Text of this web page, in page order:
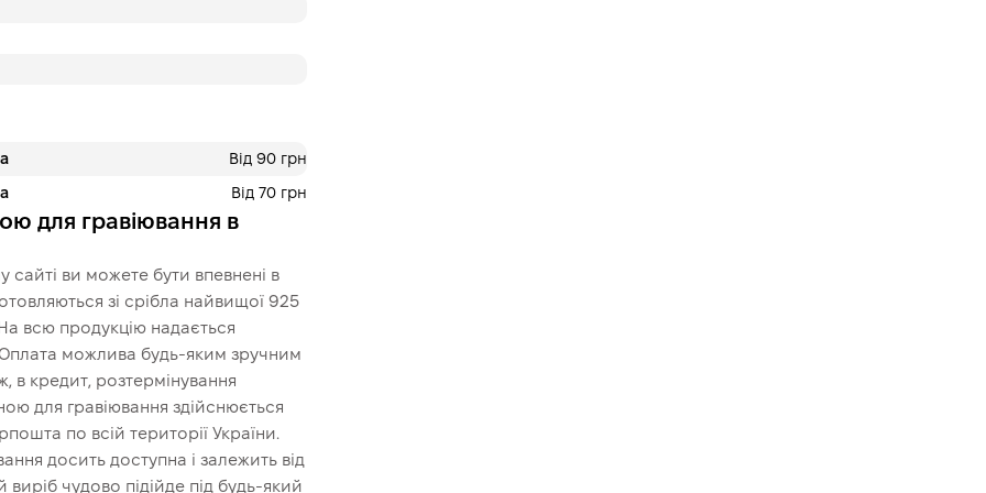
Від 90 грн
Від 70 грн
для гравіювання в
ви можете бути впевнені в
зі срібла найвищої 925
всю продукцію надається
Оплата можлива будь-яким зручним
в кредит, розтермінування
для гравіювання здійснюється
по всій території України.
досить доступна і залежить від
чудово підійде під будь-який